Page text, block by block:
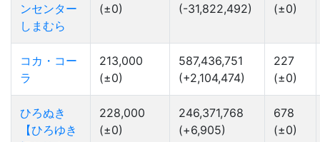
ンセンター
しまむら
(±0)
(-31,822,492)
(±0)
コカ・コー
ラ
213,000
(±0)
587,436,751
(+2,104,474)
227
(±0)
ひろぬき
【ひろゆき
228,000
(±0)
246,371,768
(+6,905)
678
(±0)